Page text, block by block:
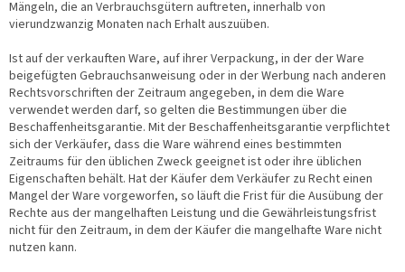
Mängeln, die an Verbrauchsgütern auftreten, innerhalb von
vierundzwanzig Monaten nach Erhalt auszuüben.
Ist auf der verkauften Ware, auf ihrer Verpackung, in der der Ware
beigefügten Gebrauchsanweisung oder in der Werbung nach anderen
Rechtsvorschriften der Zeitraum angegeben, in dem die Ware
verwendet werden darf, so gelten die Bestimmungen über die
Beschaffenheitsgarantie. Mit der Beschaffenheitsgarantie verpflichtet
sich der Verkäufer, dass die Ware während eines bestimmten
Zeitraums für den üblichen Zweck geeignet ist oder ihre üblichen
Eigenschaften behält. Hat der Käufer dem Verkäufer zu Recht einen
Mangel der Ware vorgeworfen, so läuft die Frist für die Ausübung der
Rechte aus der mangelhaften Leistung und die Gewährleistungsfrist
nicht für den Zeitraum, in dem der Käufer die mangelhafte Ware nicht
nutzen kann.